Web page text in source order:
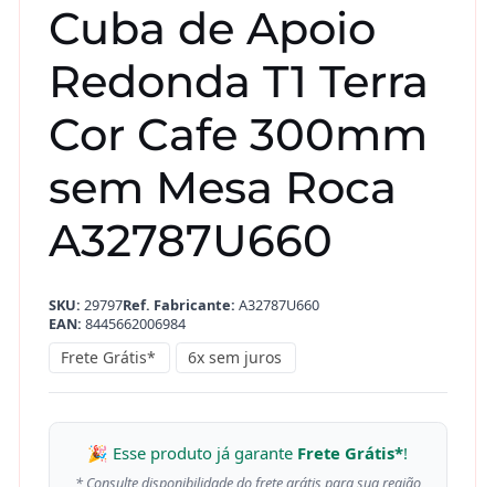
Cuba de Apoio
Redonda T1 Terra
Cor Cafe 300mm
sem Mesa Roca
A32787U660
SKU: 29797Ref. Fabricante: A32787U660
EAN: 8445662006984
Frete Grátis* 6x sem juros
🎉 Esse produto já garante Frete Grátis*!
* Consulte disponibilidade do frete grátis para sua região